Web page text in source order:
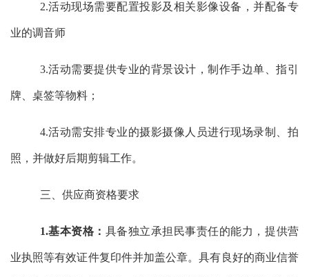
2.活动现场需要配置投影及相关影像设备，并配备专
业的调音师
3.活动需要提供专业的背景设计，制作手边单、指引
牌、桌签等物料；
4.活动需安排专业的摄影摄像人员进行现场录制、拍
照，并做好后期剪辑工作。
三、 ‌供应商资格要求
1.基本资格： 具备独立承担民事责任的能力， ‌提供营
业执照等有效证件复印件并加盖公章。‌具有良好的商业信誉